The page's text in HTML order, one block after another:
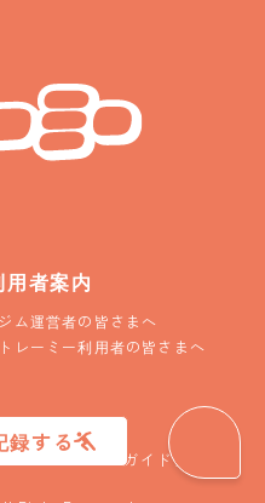
録する
用者案内
ジム運営者の皆さまへ
トレーミー利用者の皆さまへ
コニュニティガイドライン